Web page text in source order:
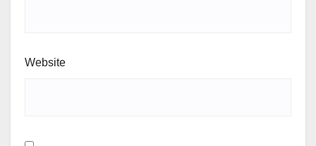
Website